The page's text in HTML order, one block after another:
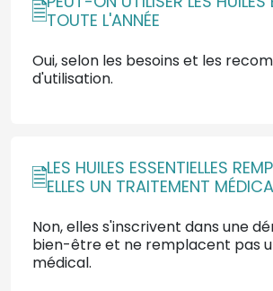
TOUTE L'ANNÉE
Oui, selon les besoins et les
d'utilisation.
LES HUILES ESSENTIELLES
ELLES UN TRAITEMENT
Non, elles s'inscrivent dans une
bien-être et ne remplacent pas
médical.